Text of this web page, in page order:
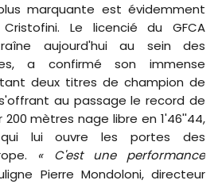
marquante est évidemment
Le licencié du GFCA
aujourd'hui au sein des
a confirmé son immense
deux titres de champion de
au passage le record de
200 mètres nage libre en 1'46''44,
lui ouvre les portes des
« C'est une performance
Pierre Mondoloni, directeur